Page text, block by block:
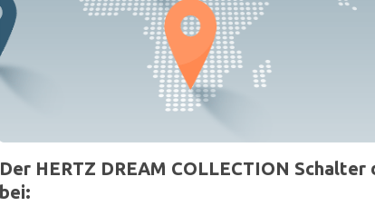
Der HERTZ DREAM COLLECTION
bei: